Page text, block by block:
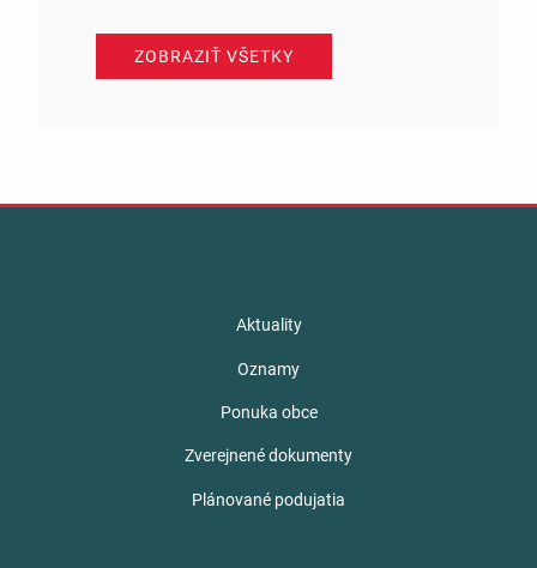
ZOBRAZIŤ VŠETKY
Aktuality
Oznamy
Ponuka obce
Zverejnené dokumenty
Plánované podujatia